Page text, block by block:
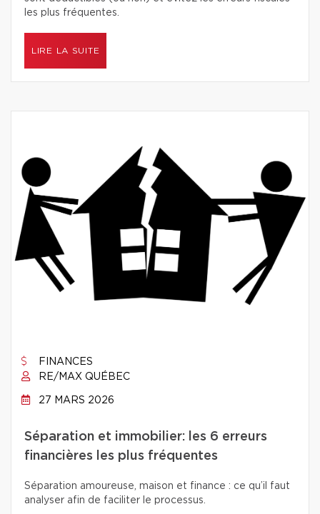
les plus fréquentes.
LIRE LA SUITE
FINANCES
RE/MAX QUÉBEC
27 MARS 2026
Séparation et immobilier: les 6 erreurs
financières les plus fréquentes
Séparation amoureuse, maison et finance : ce qu’il faut
analyser afin de faciliter le processus.